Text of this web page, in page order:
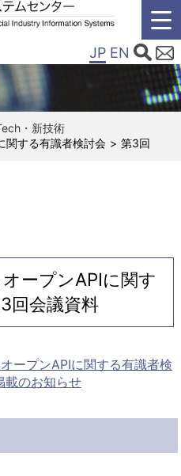
JP EN
・新技術
関する有識者検討会
第3回
ープンAPIに関す
回会議資料
ープンAPIに関する有識者検
載のお知らせ